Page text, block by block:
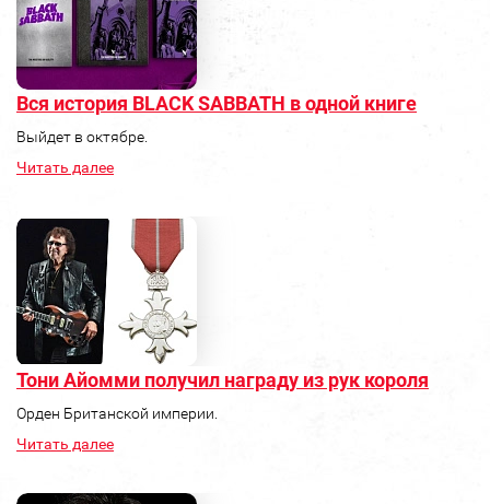
Вся история BLACK SABBATH в одной книге
Выйдет в октябре.
Читать далее
Тони Айомми получил награду из рук короля
Орден Британской империи.
Читать далее